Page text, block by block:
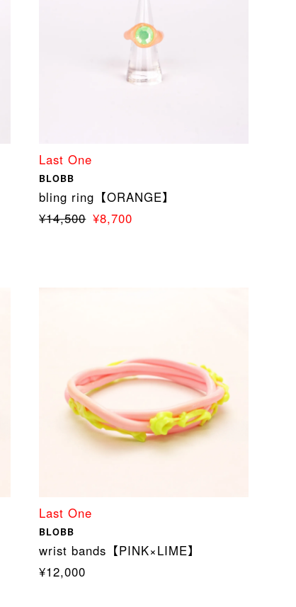
Last One
BLOBB
bling ring【ORANGE】
¥14,500 ¥8,700
Last One
BLOBB
wrist bands【PINK×LIME】
¥12,000